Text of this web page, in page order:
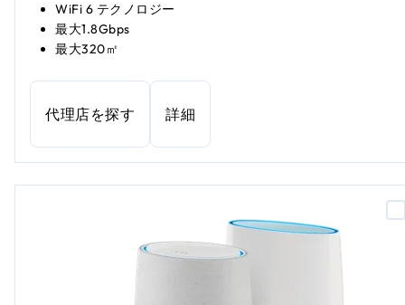
WiFi 6 テクノロジー
最大1.8Gbps
最大320㎡
代理店を探す 詳細